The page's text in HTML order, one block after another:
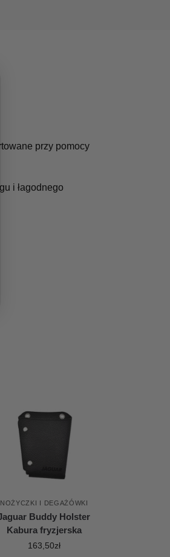
przy pomocy
i łagodnego
NOŻYCZKI I DEGAŻÓWKI
Buddy Holster
Kabura fryzjerska
163,50zł